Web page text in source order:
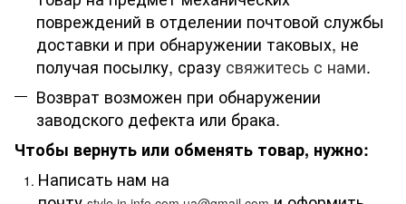
повреждений в отделении почтовой службы
доставки и при обнаружении таковых, не
получая посылку, сразу свяжитесь с нами.
Возврат возможен при обнаружении
заводского дефекта или брака.
Чтобы вернуть или обменять товар, нужно:
Написать нам на